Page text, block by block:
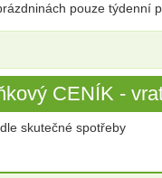
pouze týdenní
CENÍK -
skutečné spotřeby